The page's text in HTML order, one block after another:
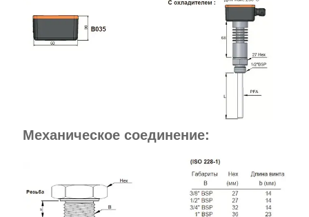
Механическое соединение: